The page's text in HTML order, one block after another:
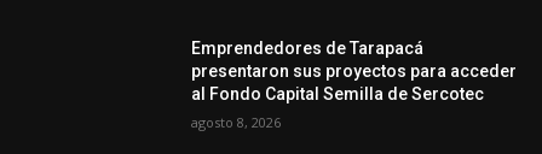
Emprendedores de Tarapacá
presentaron sus proyectos para acceder
al Fondo Capital Semilla de Sercotec
agosto 8, 2026